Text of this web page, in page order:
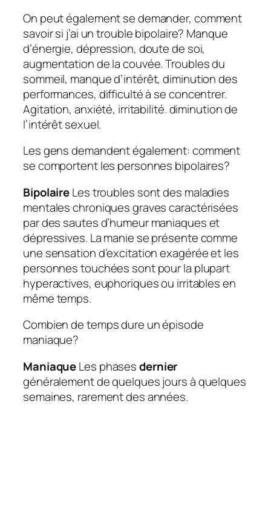
On peut également se demander, comment
savoir si j’ai un trouble bipolaire? Manque
d’énergie, dépression, doute de soi,
augmentation de la couvée. Troubles du
sommeil, manque d’intérêt, diminution des
performances, difficulté à se concentrer.
Agitation, anxiété, irritabilité. diminution de
l’intérêt sexuel.
Les gens demandent également: comment
se comportent les personnes bipolaires?
BipolaireLes troubles sont des maladies
mentales chroniques graves caractérisées
par des sautes d’humeur maniaques et
dépressives. La manie se présente comme
une sensation d’excitation exagérée et les
personnes touchées sont pour la plupart
hyperactives, euphoriques ou irritables en
même temps.
Combien de temps dure un épisode
maniaque?
ManiaqueLes phasesdernier
généralement de quelques jours à quelques
semaines, rarement des années.